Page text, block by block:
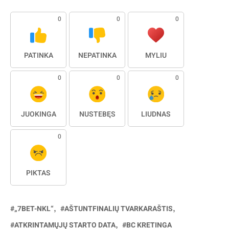
0
PATINKA
0
NEPATINKA
0
MYLIU
0
JUOKINGA
0
NUSTEBĘS
0
LIŪDNAS
0
PIKTAS
„7BET-NKL“
AŠTUNTFINALIŲ TVARKARAŠTIS
ATKRINTAMŲJŲ STARTO DATA
BC KRETINGA